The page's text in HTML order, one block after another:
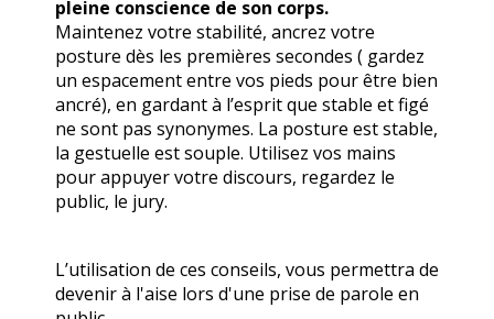
pleine conscience de son corps.
Maintenez votre stabilité, ancrez votre
posture dès les premières secondes ( gardez
un espacement entre vos pieds pour être bien
ancré), en gardant à l’esprit que stable et figé
ne sont pas synonymes. La posture est stable,
la gestuelle est souple. Utilisez vos mains
pour appuyer votre discours, regardez le
public, le jury.
L’utilisation de ces conseils, vous permettra de
devenir à l'aise lors d'une prise de parole en